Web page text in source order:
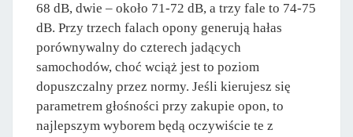
68 dB, dwie – około 71-72 dB, a trzy fale to 74-75
dB. Przy trzech falach opony generują hałas
porównywalny do czterech jadących
samochodów, choć wciąż jest to poziom
dopuszczalny przez normy. Jeśli kierujesz się
parametrem głośności przy zakupie opon, to
najlepszym wyborem będą oczywiście te z